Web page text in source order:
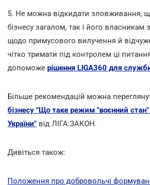
5. Не можна відкидати зловживання,
бізнесу загалом, так і його
щодо примусового вилучення й
чітко тримати під контролем ці
допоможе рішення LIGA360 для
Більше рекомендацій можна
бізнесу "Що таке режим "воєнний стан"
України" від ЛІГА:ЗАКОН.
Дивіться також:
Положення про добровольчі